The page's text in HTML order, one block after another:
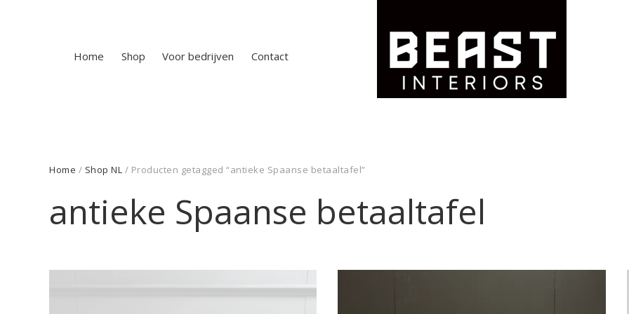
Home Shop Voor bedrijven Contact
Home / Shop NL / Producten getagged “antieke Spaanse betaaltafel”
antieke Spaanse betaaltafel